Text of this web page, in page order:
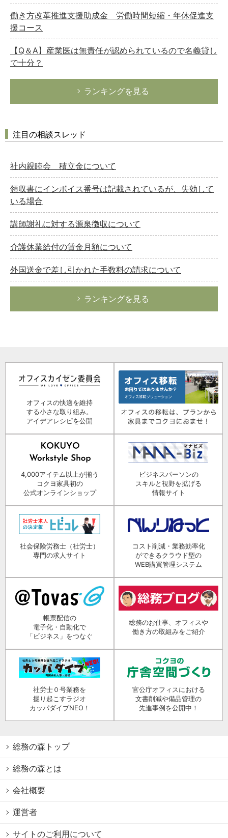
働き方改革推進支援助成金 労働時間短縮・年休促進支
援コース
【Q＆A】産業医は無責任が認められているので名義貸し
で十分？
ランキングを見る
注目の相談スレッド
社内親睦会 積立金について
領収書にインボイス番号は記載されているが、失効して
いる場合
講師謝礼に対する源泉徴収について
介護休業給付の賃金月額について
外国送金で差し引かれた手数料の請求について
ランキングを見る
オフィスの快適を維持
する小さな取り組み。
アイデアレシピを公開
4,000アイテム以上が揃う
コクヨ家具初の
公式オンラインショップ
ビジネスパーソンの
スキルと視野を拡げる
情報サイト
社会保険労務士（社労士）
専門の求人サイト
コスト削減・業務効率化
ができるクラウド型の
WEB購買管理システム
帳票配信の
電子化・自動化で
「ビジネス」をつなぐ
総務のお仕事、オフィスや
働き方の取組みをご紹介
社労士０号業務を
掘り起こすラジオ
カッパダイブNEO！
官公庁オフィスにおける
文書削減や備品管理の
先進事例を公開中！
総務の森トップ
総務の森とは
会社概要
運営者
サイトのご利用について